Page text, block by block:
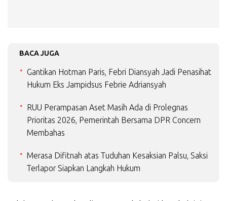
BACA JUGA
Gantikan Hotman Paris, Febri Diansyah Jadi Penasihat
Hukum Eks Jampidsus Febrie Adriansyah
RUU Perampasan Aset Masih Ada di Prolegnas
Prioritas 2026, Pemerintah Bersama DPR Concern
Membahas
Merasa Difitnah atas Tuduhan Kesaksian Palsu, Saksi
Terlapor Siapkan Langkah Hukum